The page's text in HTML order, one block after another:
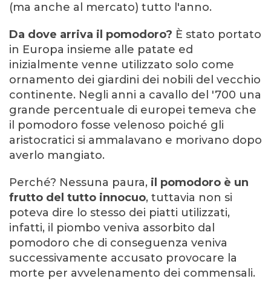
(ma anche al mercato) tutto l'anno.
Da dove arriva il pomodoro? È stato portato
in Europa insieme alle patate ed
inizialmente venne utilizzato solo come
ornamento dei giardini dei nobili del vecchio
continente. Negli anni a cavallo del '700 una
grande percentuale di europei temeva che
il pomodoro fosse velenoso poiché gli
aristocratici si ammalavano e morivano dopo
averlo mangiato.
Perché? Nessuna paura, il pomodoro è un
frutto del tutto innocuo, tuttavia non si
poteva dire lo stesso dei piatti utilizzati,
infatti, il piombo veniva assorbito dal
pomodoro che di conseguenza veniva
successivamente accusato provocare la
morte per avvelenamento dei commensali.